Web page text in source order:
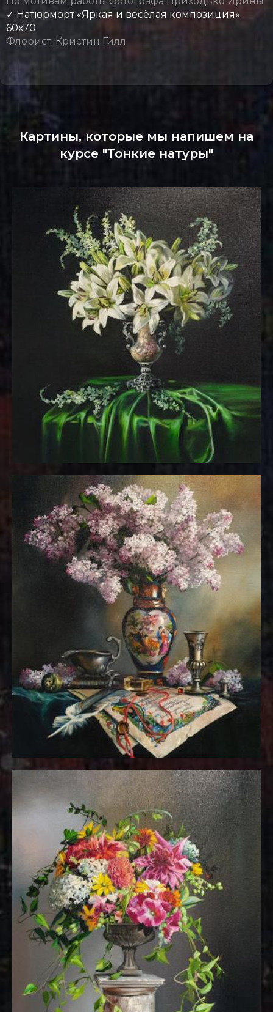
✓ Натюрморт «Яркая и весёлая композиция»
60х70
Флорист: Кристин Гилл
Картины, которые мы напишем на
курсе "Тонкие натуры"